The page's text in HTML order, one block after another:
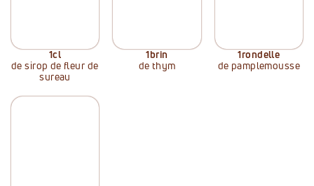
1cl
de sirop de fleur de
sureau
1brin
de thym
1rondelle
de pamplemousse